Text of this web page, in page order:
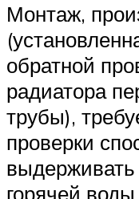
Монтаж,
обратной
радиатора
трубы),
проверки
горячей воды.